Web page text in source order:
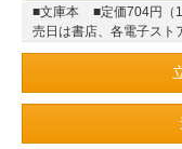
■文庫本 ■定価704円（
売日は書店、各電子スト